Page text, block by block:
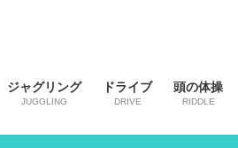
ジャグリング
JUGGLING
ドライブ
DRIVE
頭の体操
RIDDLE